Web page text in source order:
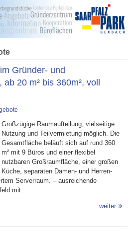
Gründer- und
20 m² bis 360m², voll
Großzügige Raumaufteilung, vielseitige
Nutzung und Teilvermietung möglich. Die
Gesamtfläche beläuft sich auf rund 360
m² mit 9 Büros und einer flexibel
nutzbaren Großraumfläche, einer großen
Küche, separaten Damen- und Herren-
Serverraum. – ausreichende
mit…
weiter